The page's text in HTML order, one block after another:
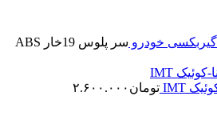
گیربکسی خودرو
سر پلوس 19خار ABS
تومان ۲.۶۰۰.۰۰۰